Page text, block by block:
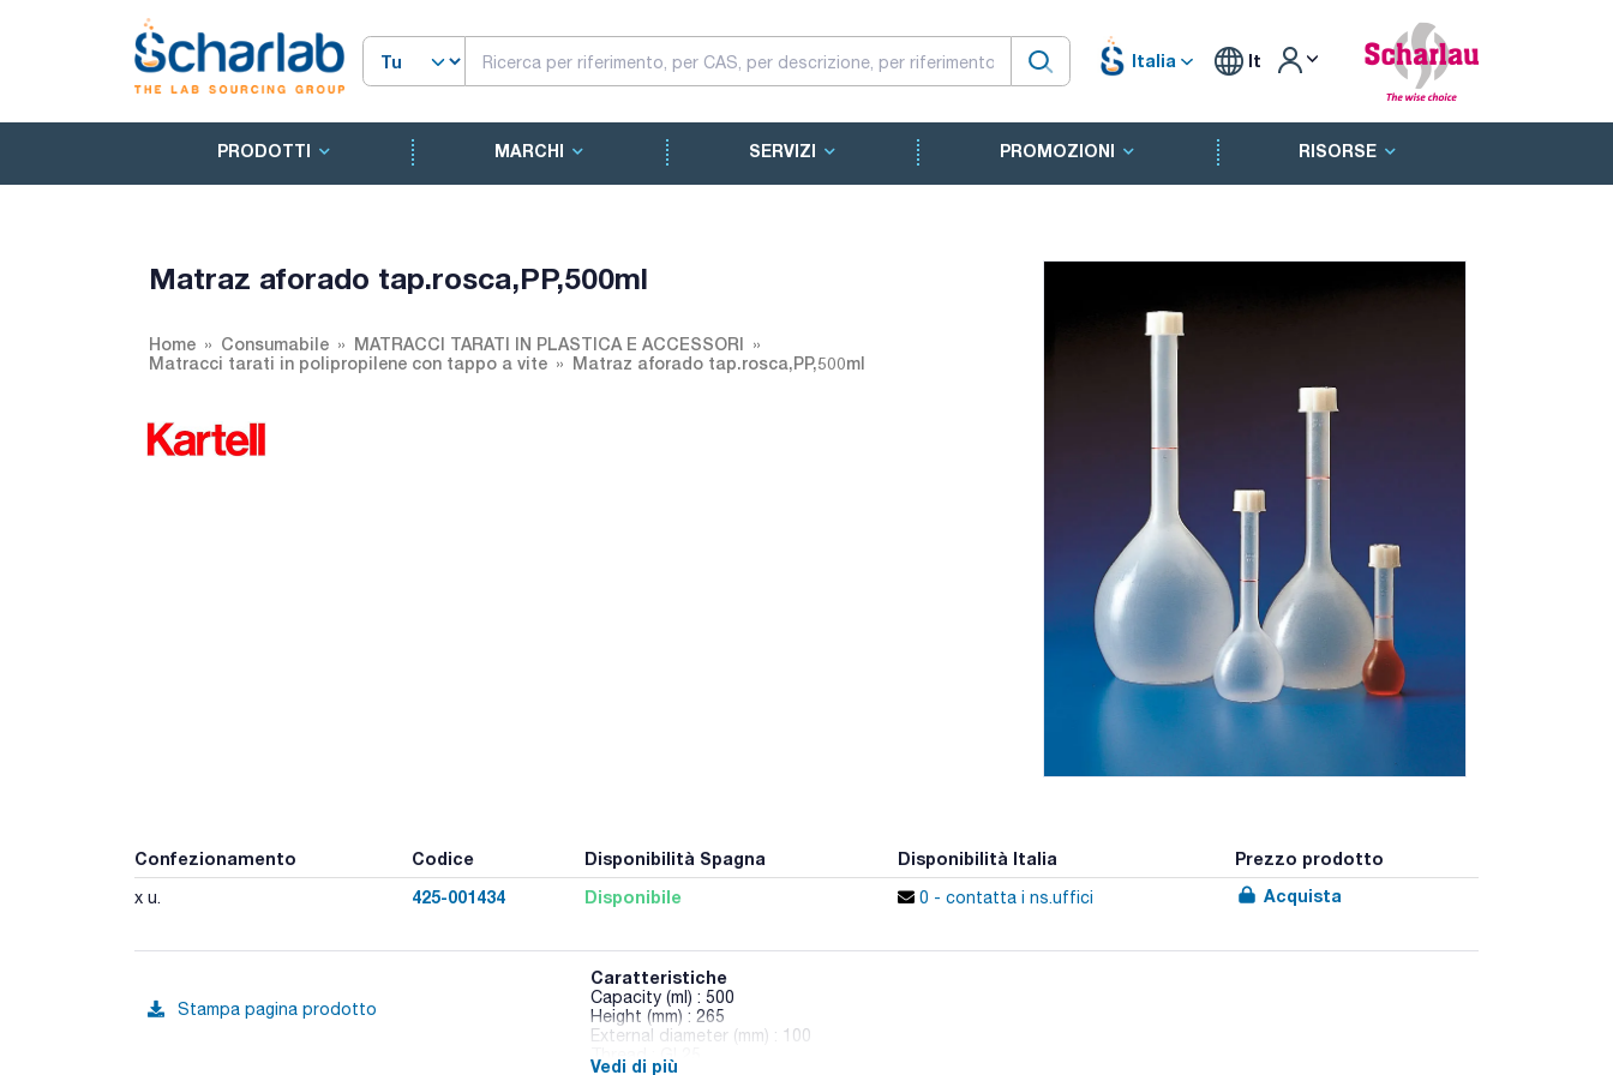
Italia It
PRODOTTI MARCHI SERVIZI PROMOZIONI RISORSE
Matraz aforado tap.rosca,PP,500ml
Home Consumabile
MATRACCI TARATI IN PLASTICA E ACCESSORI
Matracci tarati in polipropilene con tappo a vite
Matraz aforado tap.rosca,PP,500ml
Confezionamento Codice Disponibilità Spagna Disponibilità Italia Prezzo prodotto
x u. 425-001434 Disponibile 0 - contatta i ns.uffici Acquista
Stampa pagina prodotto
Caratteristiche
Capacity (ml) : 500
Height (mm) : 265
External diameter (mm) : 100
Vedi di più